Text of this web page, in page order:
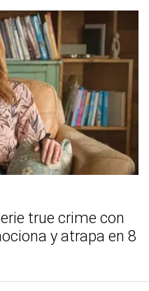
true crime con
y atrapa en 8